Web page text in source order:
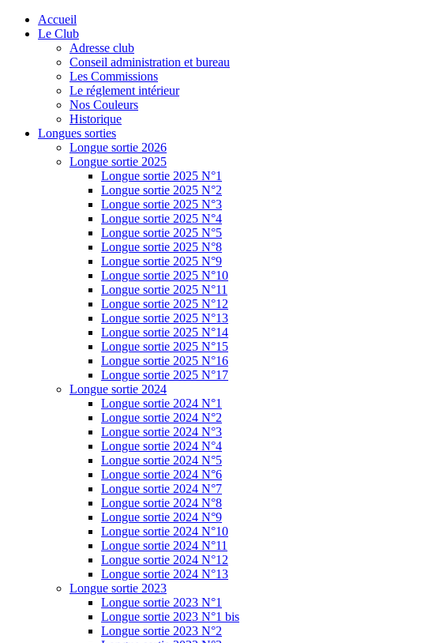
Accueil
Le Club
Adresse club
Conseil administration et bureau
Les Commissions
Le réglement intérieur
Nos Couleurs
Historique
Longues sorties
Longue sortie 2026
Longue sortie 2025
Longue sortie 2025 N°1
Longue sortie 2025 N°2
Longue sortie 2025 N°3
Longue sortie 2025 N°4
Longue sortie 2025 N°5
Longue sortie 2025 N°8
Longue sortie 2025 N°9
Longue sortie 2025 N°10
Longue sortie 2025 N°11
Longue sortie 2025 N°12
Longue sortie 2025 N°13
Longue sortie 2025 N°14
Longue sortie 2025 N°15
Longue sortie 2025 N°16
Longue sortie 2025 N°17
Longue sortie 2024
Longue sortie 2024 N°1
Longue sortie 2024 N°2
Longue sortie 2024 N°3
Longue sortie 2024 N°4
Longue sortie 2024 N°5
Longue sortie 2024 N°6
Longue sortie 2024 N°7
Longue sortie 2024 N°8
Longue sortie 2024 N°9
Longue sortie 2024 N°10
Longue sortie 2024 N°11
Longue sortie 2024 N°12
Longue sortie 2024 N°13
Longue sortie 2023
Longue sortie 2023 N°1
Longue sortie 2023 N°1 bis
Longue sortie 2023 N°2